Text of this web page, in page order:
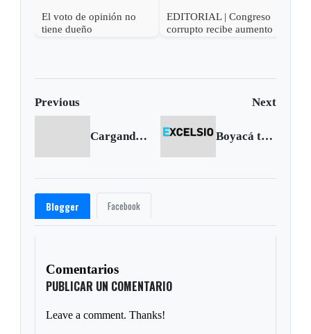
El voto de opinión no
tiene dueño
EDITORIAL | Congreso
corrupto recibe aumento
Previous Next
Cargando anterior... Boyacá triunfó en el Mono Núñez
Blogger Facebook
Comentarios
PUBLICAR UN COMENTARIO
Leave a comment. Thanks!